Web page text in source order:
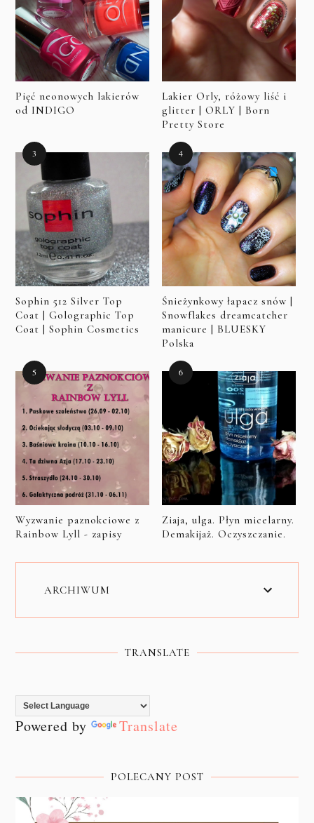
Pięć neonowych lakierów
od INDIGO
Lakier Orly, różowy liść i
glitter | ORLY | Born
Pretty Store
Sophin 512 Silver Top
Coat | Golographic Top
Coat | Sophin Cosmetics
Śnieżynkowy łapacz snów |
Snowflakes dreamcatcher
manicure | BLUESKY
Polska
Wyzwanie paznokciowe z
Rainbow Lyll - zapisy
Ziaja, ulga. Płyn micelarny.
Demakijaż. Oczyszczanie.
ARCHIWUM
TRANSLATE
Powered by Translate
POLECANY POST